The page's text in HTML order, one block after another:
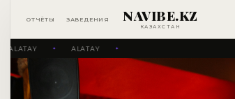
ОТЧЁТЫ ЗАВЕДЕНИЯ NAVIBE.KZ
КАЗАХСТАН
ALATAY ALATAY